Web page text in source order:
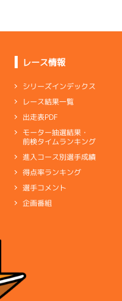
レース情報
シリーズインデックス
レース結果一覧
出走表PDF
モーター抽選結果・
前検タイムランキング
進入コース別選手成績
得点率ランキング
選手コメント
企画番組